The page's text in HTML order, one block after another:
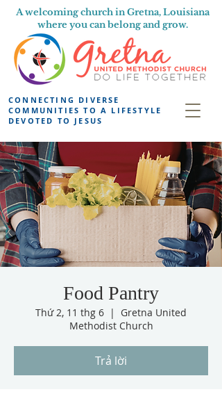
A welcoming church in Gretna, Louisiana
where you can belong and grow.
CONNECTING DIVERSE
COMMUNITIES TO A LIFESTYLE
DEVOTED TO JESUS
Food Pantry
Thứ 2, 11 thg 6
  |
Gretna United
Methodist Church
Trả lời